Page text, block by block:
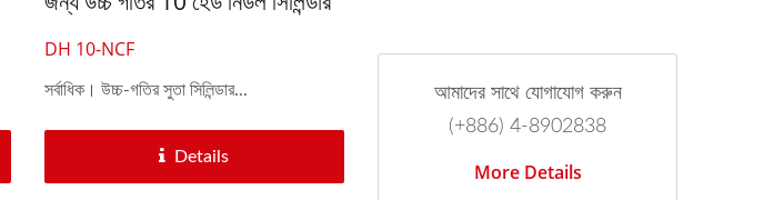
নিটিং মেশিন
DH 10-NCF
সর্বাধিক। উচ্চ-গতির সুতা সিলিন্ডার...
Details
আমাদের সাথে যোগাযোগ করুন
(+886) 4-8902838
More Details